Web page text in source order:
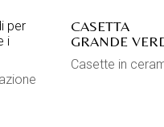
per
i
CASETTA
GRANDE
Casette in